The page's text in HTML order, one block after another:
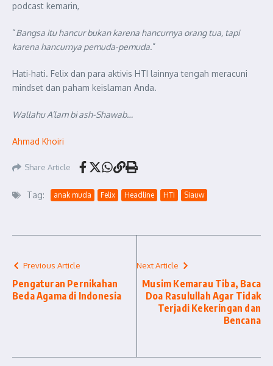
podcast kemarin,
“Bangsa itu hancur bukan karena hancurnya orang tua, tapi
karena hancurnya pemuda-pemuda.”
Hati-hati. Felix dan para aktivis HTI lainnya tengah meracuni
mindset dan paham keislaman Anda.
Wallahu A’lam bi ash-Shawab…
Ahmad Khoiri
Share Article
Tag: anak muda Felix Headline HTI Siauw
Previous Article
Pengaturan Pernikahan
Beda Agama di Indonesia
Next Article
Musim Kemarau Tiba, Baca
Doa Rasulullah Agar Tidak
Terjadi Kekeringan dan
Bencana